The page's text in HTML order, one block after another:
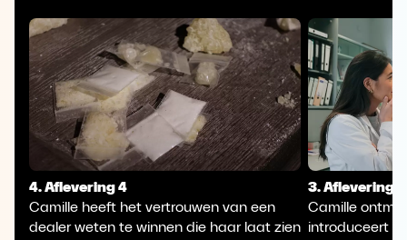
4. Aflevering 4
Camille heeft het vertrouwen van een
dealer weten te winnen die haar laat zien
3. Aflevering 3
Camille
introduceert